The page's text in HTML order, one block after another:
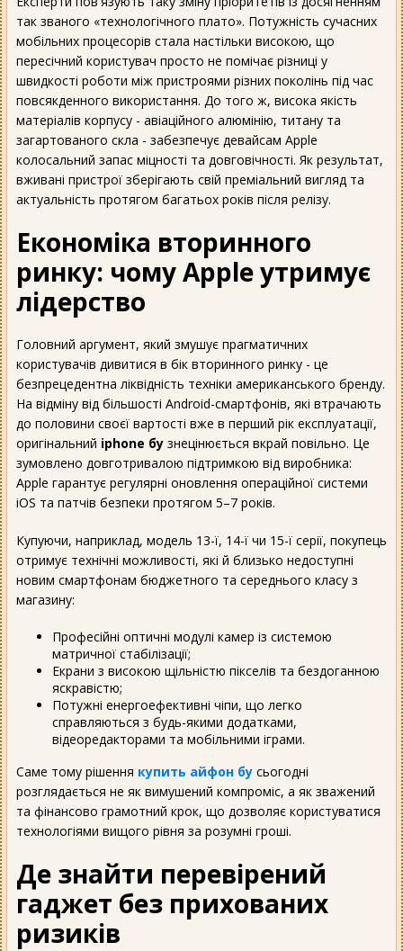
так званого «технологічного плато». Потужність сучасних
мобільних процесорів стала настільки високою, що
пересічний користувач просто не помічає різниці у
швидкості роботи між пристроями різних поколінь під час
повсякденного використання. До того ж, висока якість
матеріалів корпусу - авіаційного алюмінію, титану та
загартованого скла - забезпечує девайсам Apple
колосальний запас міцності та довговічності. Як результат,
вживані пристрої зберігають свій преміальний вигляд та
актуальність протягом багатьох років після релізу.
Економіка вторинного
ринку: чому Apple утримує
лідерство
Головний аргумент, який змушує прагматичних
користувачів дивитися в бік вторинного ринку - це
безпрецедентна ліквідність техніки американського бренду.
На відміну від більшості Android-смартфонів, які втрачають
до половини своєї вартості вже в перший рік експлуатації,
оригінальний iphone бу знецінюється вкрай повільно. Це
зумовлено довготривалою підтримкою від виробника:
Apple гарантує регулярні оновлення операційної системи
iOS та патчів безпеки протягом 5–7 років.
Купуючи, наприклад, модель 13-ї, 14-ї чи 15-ї серії, покупець
отримує технічні можливості, які й близько недоступні
новим смартфонам бюджетного та середнього класу з
магазину:
Професійні оптичні модулі камер із системою
матричної стабілізації;
Екрани з високою щільністю пікселів та бездоганною
яскравістю;
Потужні енергоефективні чіпи, що легко
справляються з будь-якими додатками,
відеоредакторами та мобільними іграми.
Саме тому рішення купить айфон бу сьогодні
розглядається не як вимушений компроміс, а як зважений
та фінансово грамотний крок, що дозволяє користуватися
технологіями вищого рівня за розумні гроші.
Де знайти перевірений
гаджет без прихованих
ризиків